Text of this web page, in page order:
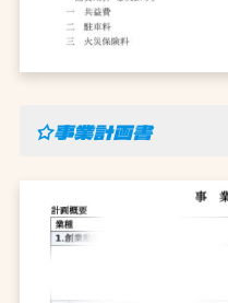
☆事業計画書